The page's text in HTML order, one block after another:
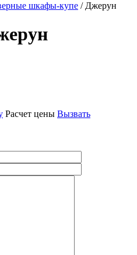
шкафы-купе / Джерун
Расчет цены Вызвать